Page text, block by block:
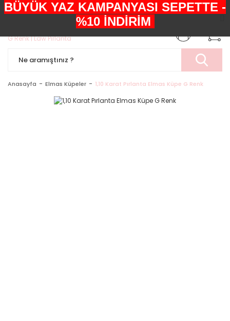
+90552 303 05 29
Anasayfa Elmas Küpeler 1,10 Karat Pırlanta Elmas Küpe G Renk
BÜYÜK YAZ KAMPANYASI SEPETTE -
%10 İNDİRİM